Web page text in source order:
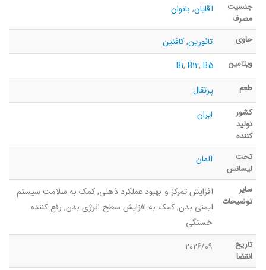
جنسیت
مصرف
آقایان, بانوان
حاوی تائورین,کافئین
ویتامین B1,B12,B5
طعم پرتقال
کشور
تولید
کننده
ایران
تحت
لیسانس
آلمان
سایر
توضیحات
افزایش تمرکز و بهبود عملکرد ذهنی, کمک به سلامت سیستم
ایمنی بدن, کمک به افزایش سطح انرژی بدن, رفع کننده
خستگی
تاریخ
انقضا
2026/09